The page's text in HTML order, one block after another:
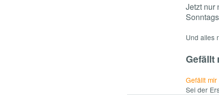
Jetzt nur
Und alles
Gefällt
Gefällt mir
Sei der